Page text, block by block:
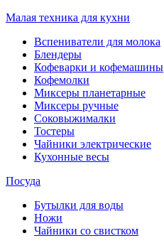
Малая техника для кухни
Вспениватели для молока
Блендеры
Кофеварки и кофемашины
Кофемолки
Миксеры планетарные
Миксеры ручные
Соковыжималки
Тостеры
Чайники электрические
Кухонные весы
Посуда
Бутылки для воды
Ножи
Чайники со свистком